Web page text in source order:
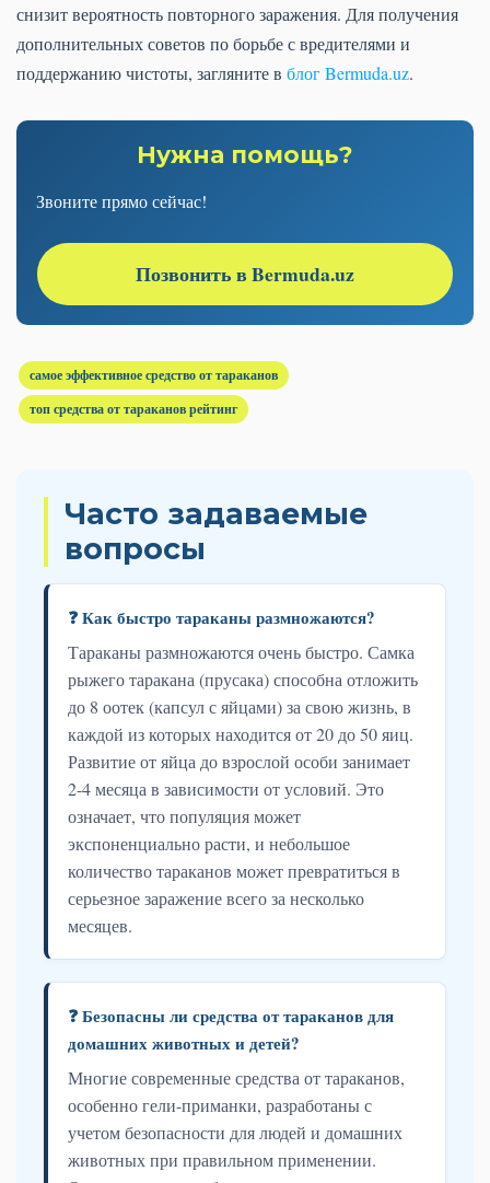
снизит вероятность повторного заражения. Для получения
дополнительных советов по борьбе с вредителями и
поддержанию чистоты, загляните в блог Bermuda.uz.
Нужна помощь?
Звоните прямо сейчас!
Позвонить в Bermuda.uz
самое эффективное средство от тараканов
топ средства от тараканов рейтинг
Часто задаваемые
вопросы
❓ Как быстро тараканы размножаются?
Тараканы размножаются очень быстро. Самка
рыжего таракана (прусака) способна отложить
до 8 оотек (капсул с яйцами) за свою жизнь, в
каждой из которых находится от 20 до 50 яиц.
Развитие от яйца до взрослой особи занимает
2-4 месяца в зависимости от условий. Это
означает, что популяция может
экспоненциально расти, и небольшое
количество тараканов может превратиться в
серьезное заражение всего за несколько
месяцев.
❓ Безопасны ли средства от тараканов для
домашних животных и детей?
Многие современные средства от тараканов,
особенно гели-приманки, разработаны с
учетом безопасности для людей и домашних
животных при правильном применении.